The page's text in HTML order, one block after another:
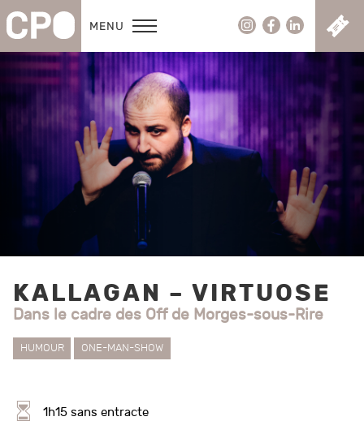
MENU C
KALLAGAN – VIRTUOSE
Dans le cadre des Off de Morges-sous-Rire
HUMOUR ONE-MAN-SHOW
1h15 sans entracte